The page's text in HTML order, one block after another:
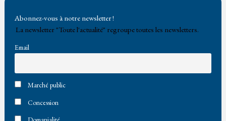
Abonnez-vous à notre newsletter !
La newsletter "Toute l'actualité" regroupe toutes les newsletters.
Email
Marché public
Concession